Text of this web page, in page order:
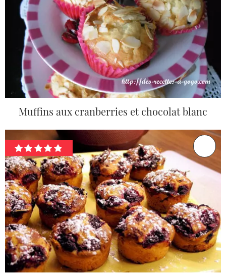
Muffins aux cranberries et chocolat blanc